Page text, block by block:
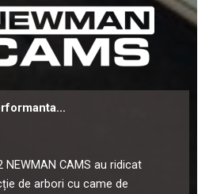
NEWMAN CAMS au ridicat
de arbori cu came de